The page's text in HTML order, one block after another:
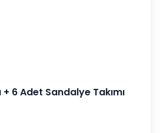
6 Adet Sandalye Takımı